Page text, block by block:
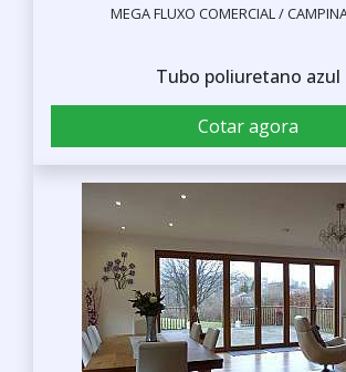
MEGA FLUXO COMERCIAL /
Tubo poliuretano azul
Cotar agora